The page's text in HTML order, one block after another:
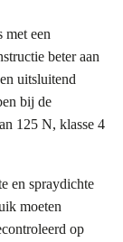
met een
beter aan
uitsluitend
bij de
125 N, klasse 4
en spraydichte
moeten
op